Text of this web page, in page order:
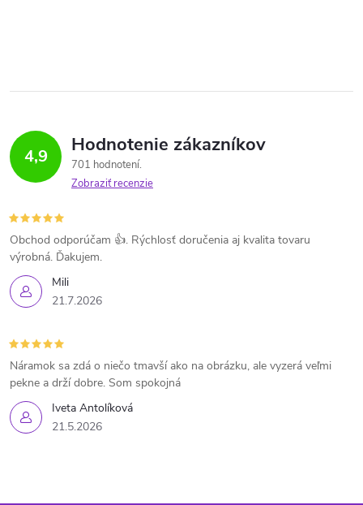
4,9 Hodnotenie zákazníkov
701 hodnotení
Zobraziť recenzie
Mili
21.7.2026
Obchod odporúčam 👍. Rýchlosť doručenia aj kvalita tovaru
výrobná. Ďakujem.
Iveta Antolíková
21.5.2026
Náramok sa zdá o niečo tmavší ako na obrázku, ale vyzerá veľmi
pekne a drží dobre. Som spokojná